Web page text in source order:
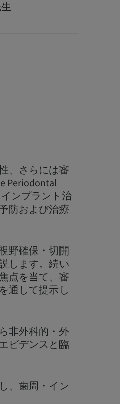
、さらには審
Periodontal
ンプラント治
防および治療
野確保・切開
します。続い
点を当て、審
通して提示し
非外科的・外
ビデンスと臨
、歯周・イン